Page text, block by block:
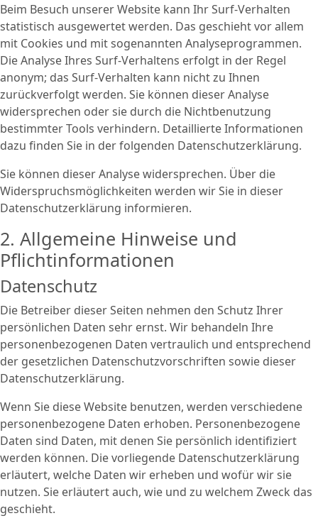
Beim Besuch unserer Website kann Ihr Surf-Verhalten
statistisch ausgewertet werden. Das geschieht vor allem
mit Cookies und mit sogenannten Analyseprogrammen.
Die Analyse Ihres Surf-Verhaltens erfolgt in der Regel
anonym; das Surf-Verhalten kann nicht zu Ihnen
zurückverfolgt werden. Sie können dieser Analyse
widersprechen oder sie durch die Nichtbenutzung
bestimmter Tools verhindern. Detaillierte Informationen
dazu finden Sie in der folgenden Datenschutzerklärung.
Sie können dieser Analyse widersprechen. Über die
Widerspruchsmöglichkeiten werden wir Sie in dieser
Datenschutzerklärung informieren.
2. Allgemeine Hinweise und
Pflichtinformationen
Datenschutz
Die Betreiber dieser Seiten nehmen den Schutz Ihrer
persönlichen Daten sehr ernst. Wir behandeln Ihre
personenbezogenen Daten vertraulich und entsprechend
der gesetzlichen Datenschutzvorschriften sowie dieser
Datenschutzerklärung.
Wenn Sie diese Website benutzen, werden verschiedene
personenbezogene Daten erhoben. Personenbezogene
Daten sind Daten, mit denen Sie persönlich identifiziert
werden können. Die vorliegende Datenschutzerklärung
erläutert, welche Daten wir erheben und wofür wir sie
nutzen. Sie erläutert auch, wie und zu welchem Zweck das
geschieht.